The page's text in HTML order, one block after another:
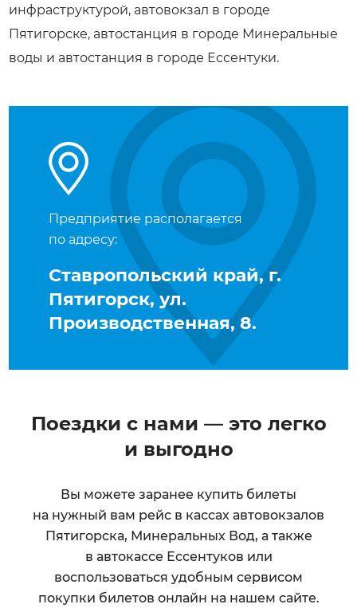
инфраструктурой, автовокзал в городе
Пятигорске, автостанция в городе Минеральные
воды и автостанция в городе Ессентуки.
Предприятие располагается
по адресу:
Ставропольский край, г.
Пятигорск, ул.
Производственная, 8.
Поездки с нами — это легко
и выгодно
Вы можете заранее купить билеты
на нужный вам рейс в кассах автовокзалов
Пятигорска, Минеральных Вод, а также
в автокассе Ессентуков или
воспользоваться удобным сервисом
покупки билетов онлайн на нашем сайте.